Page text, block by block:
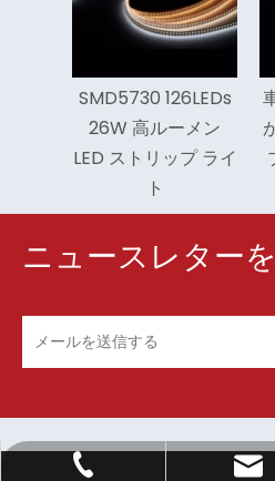
SMD5730 126LEDs
26W 高ルーメン
LED ストリップ ライ
ト
ニュースレター
+86 21
orientlighting